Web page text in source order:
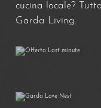
cucina locale?
Garda Living.
Garda